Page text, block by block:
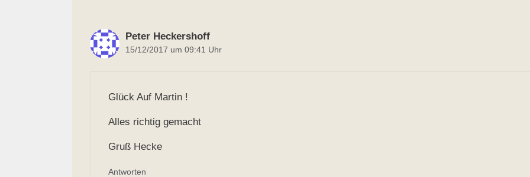
Peter Heckershoff
15/12/2017 um 09:41 Uhr
Glück Auf Martin !
Alles richtig gemacht
Gruß Hecke
Antworten